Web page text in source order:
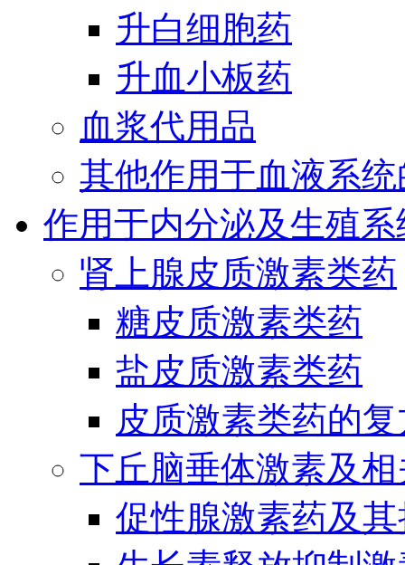
升白细胞药
升血小板药
血浆代用品
其他作用于血液系
作用于内分泌及生殖
肾上腺皮质激素类药
糖皮质激素类药
盐皮质激素类药
皮质激素类药的
下丘脑垂体激素及
促性腺激素药及